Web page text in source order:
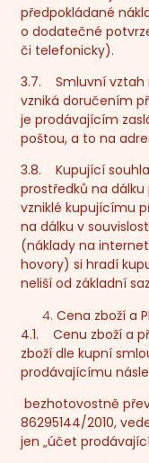
předpokládané
o dodatečné
či telefonicky).
3.7. Smluvní vztah
vzniká doručením
je prodávajícím
poštou, a to na
3.8. Kupující
prostředků na
vzniklé kupujícímu
na dálku v
(náklady na
hovory) si hradí
neliší od základní
Cena zboží a
4.1. Cenu zboží a
zboží dle kupní
prodávajícímu
bezhotovostně
86295144/2010,
jen „účet